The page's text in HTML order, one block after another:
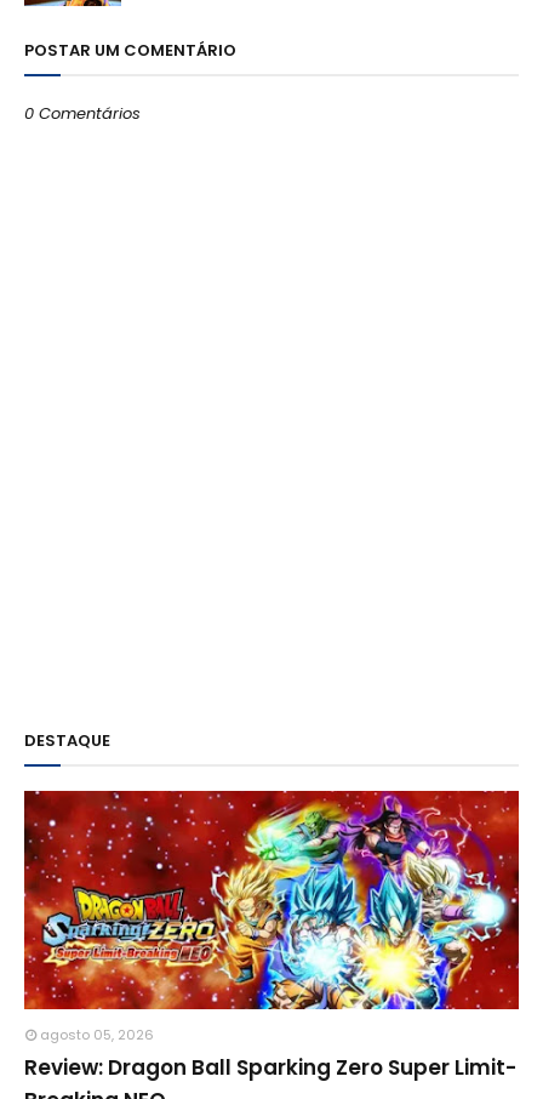
POSTAR UM COMENTÁRIO
0 Comentários
DESTAQUE
agosto 05, 2026
Review: Dragon Ball Sparking Zero Super Limit-